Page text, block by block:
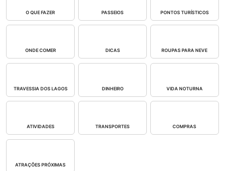
O QUE FAZER PASSEIOS PONTOS TURÍSTICOS
ONDE COMER DICAS ROUPAS PARA NEVE
TRAVESSIA DOS LAGOS DINHEIRO VIDA NOTURNA
ATIVIDADES TRANSPORTES COMPRAS
ATRAÇÕES PRÓXIMAS